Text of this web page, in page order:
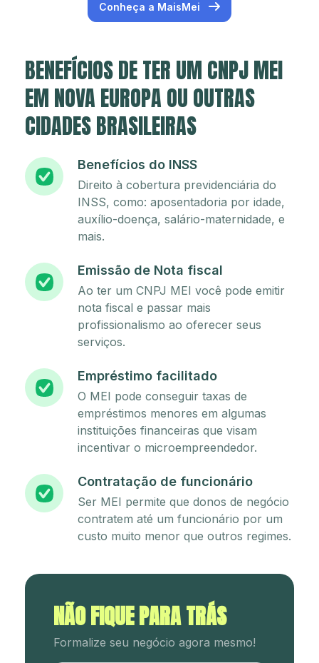
Conheça a MaisMei
BENEFÍCIOS DE TER UM CNPJ MEI
EM NOVA EUROPA OU OUTRAS
CIDADES BRASILEIRAS
Benefícios do INSS
Direito à cobertura previdenciária do
INSS, como: aposentadoria por idade,
auxílio-doença, salário-maternidade, e
mais.
Emissão de Nota fiscal
Ao ter um CNPJ MEI você pode emitir
nota fiscal e passar mais
profissionalismo ao oferecer seus
serviços.
Empréstimo facilitado
O MEI pode conseguir taxas de
empréstimos menores em algumas
instituições financeiras que visam
incentivar o microempreendedor.
Contratação de funcionário
Ser MEI permite que donos de negócio
contratem até um funcionário por um
custo muito menor que outros regimes.
NÃO FIQUE PARA TRÁS
Formalize seu negócio agora mesmo!